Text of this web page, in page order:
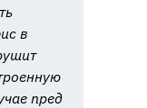
в
пред